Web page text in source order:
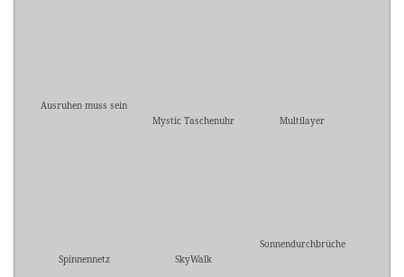
Ausruhen muss sein
Mystic Taschenuhr
Multilayer
Spinnennetz SkyWalk
Sonnendurchbrüche